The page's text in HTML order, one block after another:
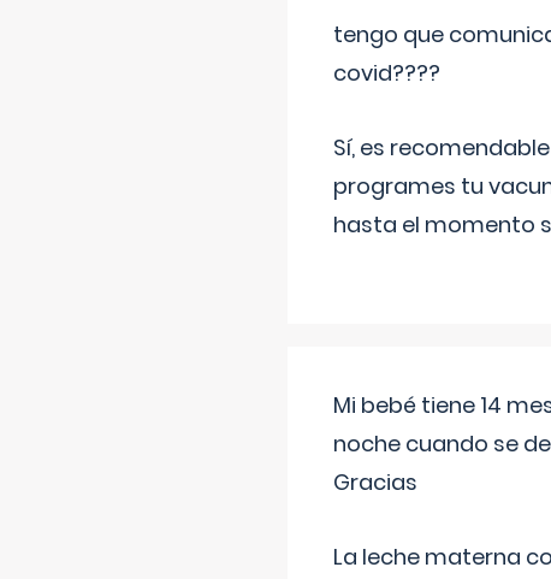
tengo que
covid????
Sí, es
programes tu
hasta el momento
Mi bebé tiene 14
noche cuando se
Gracias
La leche materna